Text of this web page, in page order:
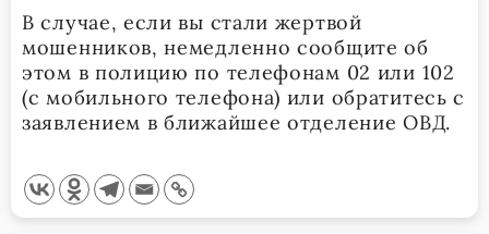
В случае, если вы стали жертвой
мошенников, немедленно сообщите об
этом в полицию по телефонам 02 или 102
(с мобильного телефона) или обратитесь с
заявлением в ближайшее отделение ОВД.